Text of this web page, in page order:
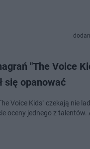
"The Voice
się opanować
Voice Kids" czekają nie
oceny jednego z talentów.